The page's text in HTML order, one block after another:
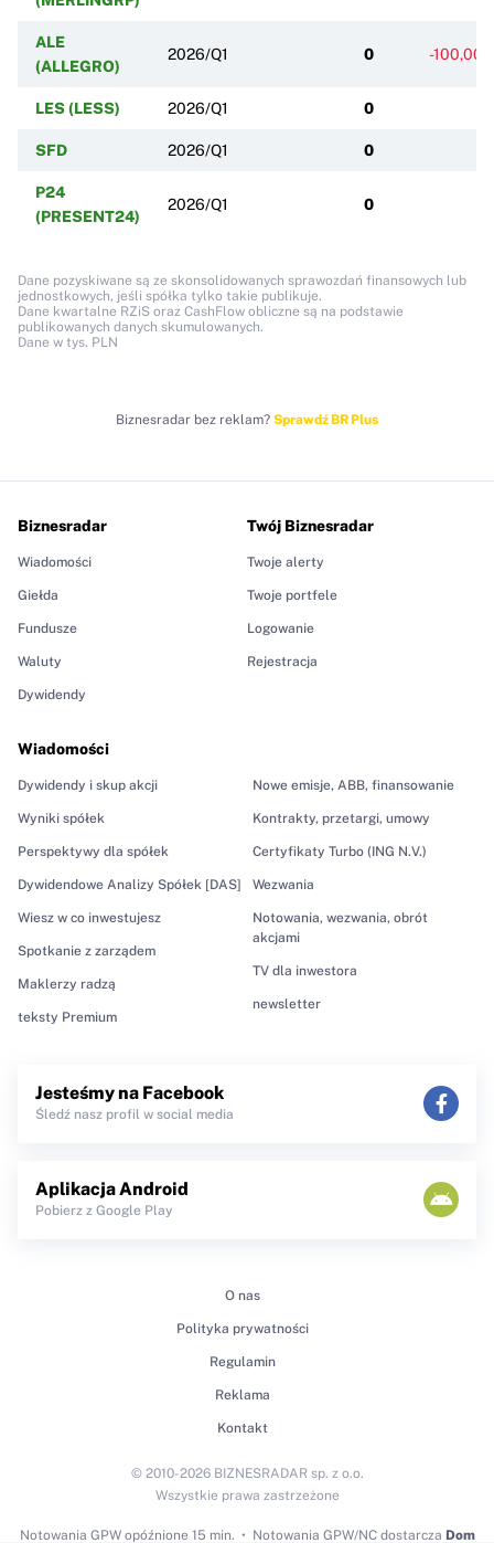
ALE
(ALLEGRO)
2026/Q1 0 -
LES (LESS) 2026/Q1 0
SFD 2026/Q1 0
P24
(PRESENT24)
2026/Q1 0
Dane pozyskiwane są ze skonsolidowanych sprawozdań finansowych lub
jednostkowych, jeśli spółka tylko takie publikuje.
Dane kwartalne RZiS oraz CashFlow obliczne są na podstawie
publikowanych danych skumulowanych.
Dane w tys. PLN
Biznesradar bez reklam? Sprawdź BR Plus
Biznesradar
Wiadomości
Giełda
Fundusze
Waluty
Dywidendy
Wiadomości
Dywidendy i skup akcji
Wyniki spółek
Perspektywy dla spółek
Dywidendowe Analizy Spółek [DAS]
Wiesz w co inwestujesz
Spotkanie z zarządem
Maklerzy radzą
teksty Premium
Nowe emisje, ABB, finansowanie
Kontrakty, przetargi, umowy
Certyfikaty Turbo (ING N.V.)
Wezwania
Notowania, wezwania, obrót
akcjami
TV dla inwestora
newsletter
Twój Biznesradar
Twoje alerty
Twoje portfele
Logowanie
Rejestracja
Jesteśmy na Facebook
Śledź nasz profil w social media
Aplikacja Android
Pobierz z Google Play
O nas
Polityka prywatności
Regulamin
Reklama
Kontakt
Notowania GPWopóźnione 15 min. Notowania GPW/NC dostarcza Dom
© 2010-2026 BIZNESRADAR sp. z o.o.
Wszystkie prawa zastrzeżone